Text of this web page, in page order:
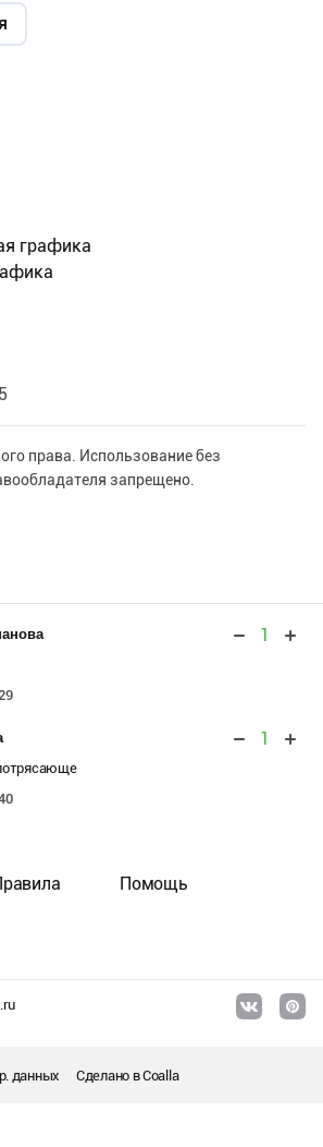
графика
права. Использование без
запрещено.
1
1
Помощь
данных Сделано вCoalla